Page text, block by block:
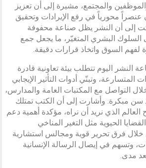
والمجتمع، مشيرة إلى أن تعزيز
عنصراً محورياً في رفع الإيرادات وتحقيق
إلى أن النشر يظل صناعة محفوفة
السلوك البشري المتغيّر، ما يجعل جمع
لفهم السوق واتخاذ قرارات دقيقة.
اليوم تتطلب بيئة تعاونية قادرة
المتسارعة، وتبنّي أدوات التأثير الإيجابي
التواصل مع المكتبات العامة والمدارس،
سن مبكرة. وأشارت إلى أن الكتب تمتلك
الذي نريد أن نراه، مؤكدة أهمية دعم
الحيوية مثل التغير المناخي
خلال فرق تحرير قوية ومجالس استشارية
وتسهم في إيصال الرسالة الإنسانية
مدى.